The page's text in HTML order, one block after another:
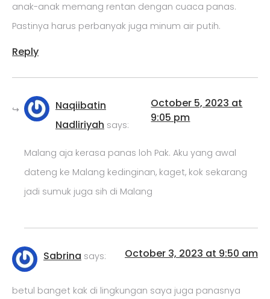
anak-anak memang rentan dengan cuaca panas.
Pastinya harus perbanyak juga minum air putih.
Reply
Naqiibatin
Nadliriyah says:
October 5, 2023 at
9:05 pm
Malang aja kerasa panas loh Pak. Aku yang awal
dateng ke Malang kedinginan, kaget, kok sekarang
jadi sumuk juga sih di Malang
Sabrina says: October 3, 2023 at 9:50 am
betul banget kak di lingkungan saya juga panasnya